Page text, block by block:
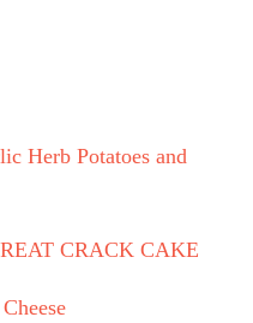
Herb Potatoes and
CRACK CAKE